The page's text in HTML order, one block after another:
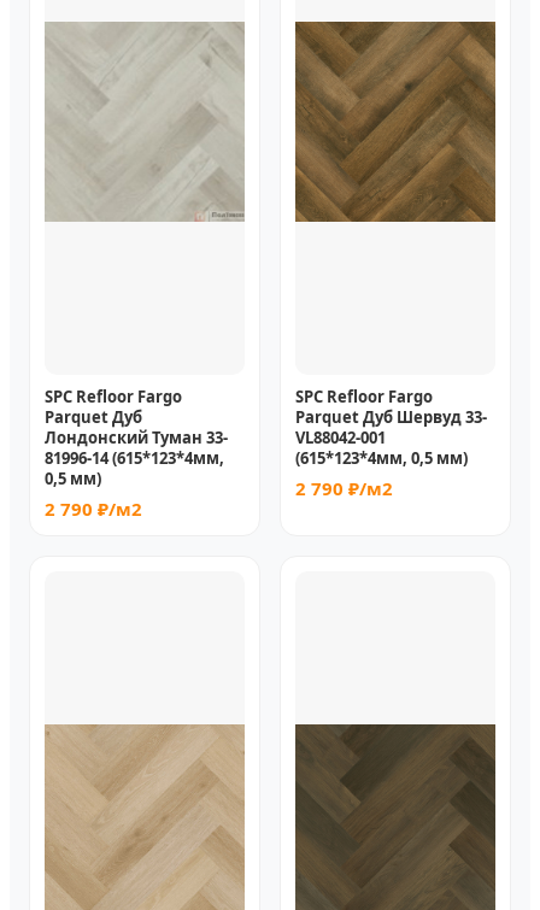
SPC Refloor Fargo
Parquet Дуб
Лондонский Туман 33-
81996-14 (615*123*4мм,
0,5 мм)
2 790 ₽/м2
SPC Refloor Fargo
Parquet Дуб Шервуд 33-
VL88042-001
(615*123*4мм, 0,5 мм)
2 790 ₽/м2